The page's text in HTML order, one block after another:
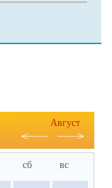
Август
сб вс